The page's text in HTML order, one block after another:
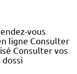
vous
ligne Consulter
Consulter vos